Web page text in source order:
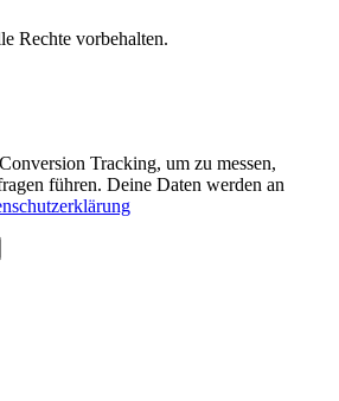
Rechte vorbehalten.
Tracking, um zu messen,
führen. Deine Daten werden an